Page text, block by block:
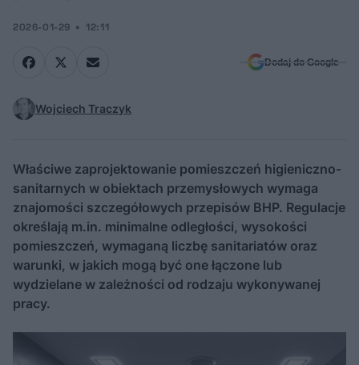
2026-01-29 12:11
Dodaj do Google
Wojciech Traczyk
Właściwe zaprojektowanie pomieszczeń higieniczno-
sanitarnych w obiektach przemysłowych wymaga
znajomości szczegółowych przepisów BHP. Regulacje
określają m.in. minimalne odległości, wysokości
pomieszczeń, wymaganą liczbę sanitariatów oraz
warunki, w jakich mogą być one łączone lub
wydzielane w zależności od rodzaju wykonywanej
pracy.